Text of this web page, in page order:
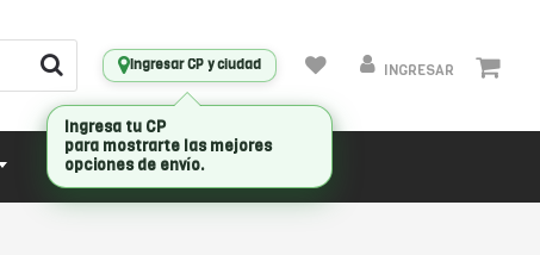
Ingresar CP y ciudad INGRESAR
CONECTIVIDAD
Ingresa tu CP
para mostrarte las mejores
opciones de envío.